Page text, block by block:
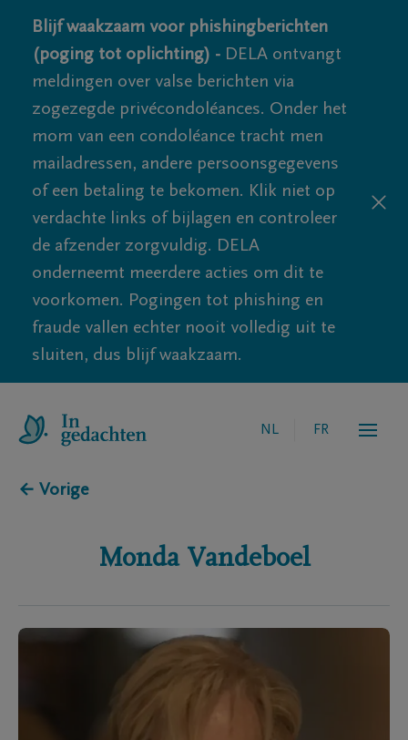
Blijf waakzaam voor phishingberichten
(poging tot oplichting) - DELA ontvangt
meldingen over valse berichten via
zogezegde privécondoléances. Onder het
mom van een condoléance tracht men
mailadressen, andere persoonsgegevens
of een betaling te bekomen. Klik niet op
verdachte links of bijlagen en controleer
de afzender zorgvuldig. DELA
onderneemt meerdere acties om dit te
voorkomen. Pogingen tot phishing en
fraude vallen echter nooit volledig uit te
sluiten, dus blijf waakzaam.
NL FR
← Vorige
Monda Vandeboel